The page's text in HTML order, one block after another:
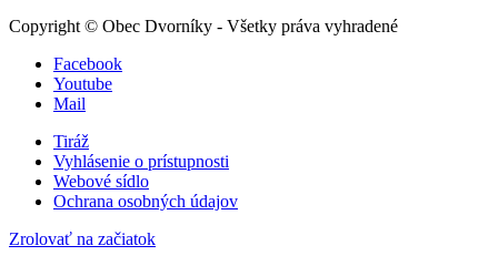
Copyright © Obec Dvorníky - Všetky práva vyhradené
Facebook
Youtube
Mail
Tiráž
Vyhlásenie o prístupnosti
Webové sídlo
Ochrana osobných údajov
Zrolovať na začiatok